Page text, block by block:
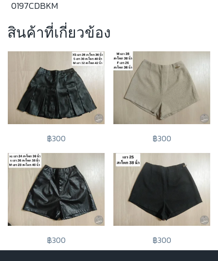
0197CDBKM
สินค้าที่เกี่ยวข้อง
฿300 ฿300
฿300 ฿300